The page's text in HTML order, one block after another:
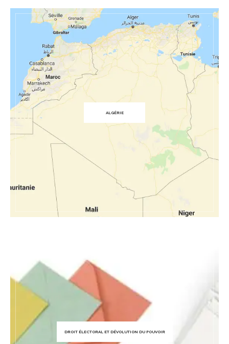
ALGÉRIE
DROIT ÉLECTORAL ET DÉVOLUTION DU POUVOIR